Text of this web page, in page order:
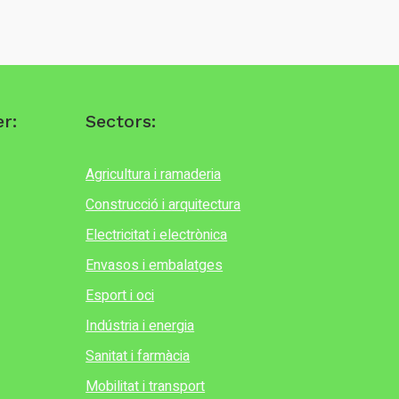
Sectors:
Agricultura i ramaderia
Construcció i arquitectura
Electricitat i electrònica
Envasos i embalatges
Esport i oci
Indústria i energia
Sanitat i farmàcia
Mobilitat i transport